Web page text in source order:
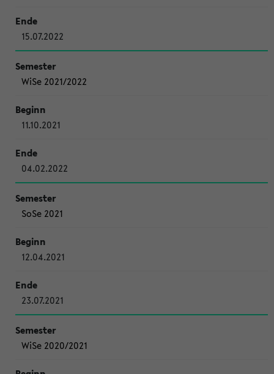
15.07.2022
WiSe 2021/2022
11.10.2021
04.02.2022
SoSe 2021
12.04.2021
23.07.2021
WiSe 2020/2021